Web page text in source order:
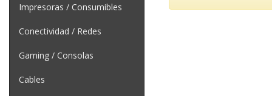
Impresoras / Consumibles
Conectividad / Redes
Gaming / Consolas
Cables